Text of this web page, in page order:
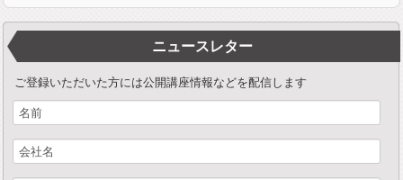
ニュースレター
ご登録いただいた方には公開講座情報などを配信します